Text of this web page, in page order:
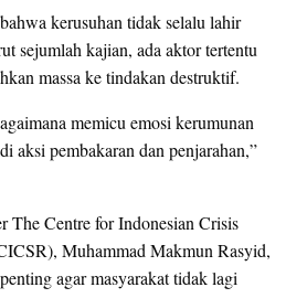
kerusuhan tidak selalu lahir
sejumlah kajian, ada aktor tertentu
massa ke tindakan destruktif.
memicu emosi kerumunan
aksi pembakaran dan penjarahan,”
The Centre for Indonesian Crisis
Muhammad Makmun Rasyid,
agar masyarakat tidak lagi